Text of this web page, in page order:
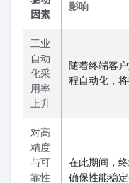
因素
影响
工业
自动
化采
用率
上升
随着终端客
程自动化，
对高
精度
与可
靠性
在此期间，
确保性能稳